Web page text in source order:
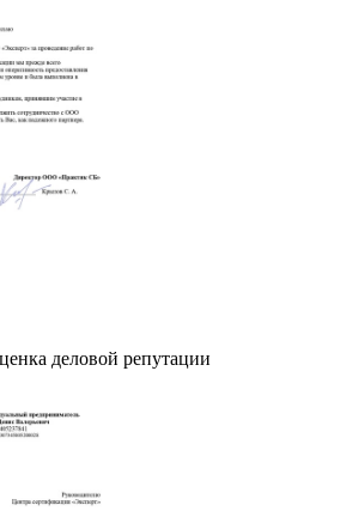
деловой репутации